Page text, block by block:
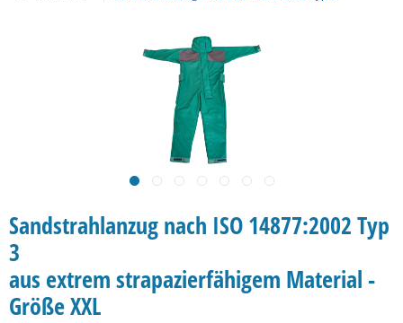
Sandstrahlanzug nach ISO 14877:2002 Typ
3
aus extrem strapazierfähigem Material -
Größe XXL